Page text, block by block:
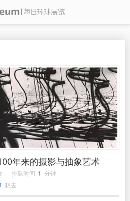
年来的摄影与抽象艺术
排队时间 1 分钟
想去